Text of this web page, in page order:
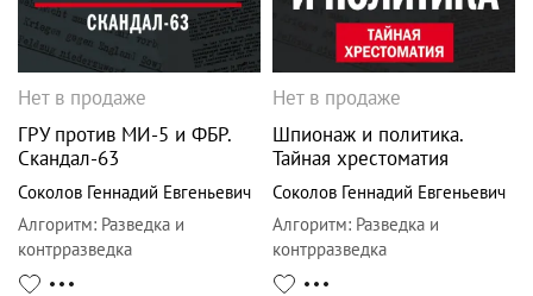
Нет в продаже
ГРУ против MИ-5 и ФБР.
Скандал-63
Соколов Геннадий Евгеньевич
Алгоритм: Разведка и
контрразведка
Нет в продаже
Шпионаж и политика.
Тайная хрестоматия
Соколов Геннадий Евгеньевич
Алгоритм: Разведка и
контрразведка